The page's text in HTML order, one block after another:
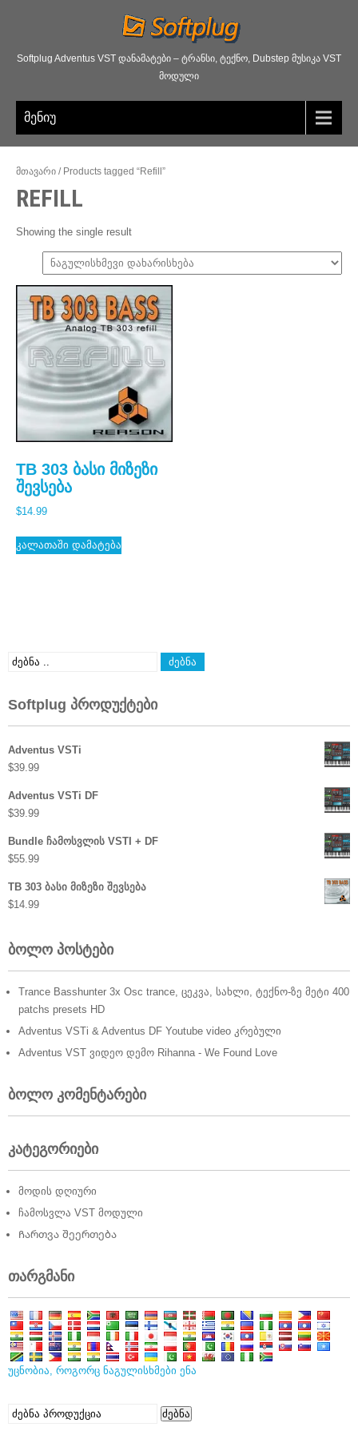
Softplug Adventus VST დანამატები – ტრანსი, ტექნო, Dubstep მუსიკა VST
მოდული
მენიუ
მთავარი / Products tagged “Refill”
REFILL
Showing the single result
TB 303 ბასი მიზეზი
შევსება
$14.99
კალათაში დამატება
Softplug პროდუქტები
Adventus VSTi
$39.99
Adventus VSTi DF
$39.99
Bundle ჩამოსვლის VSTI + DF
$55.99
TB 303 ბასი მიზეზი შევსება
$14.99
ბოლო პოსტები
Trance Basshunter 3x Osc trance, ცეკვა, სახლი, ტექნო-ზე მეტი 400
patchs presets HD
Adventus VSTi & Adventus DF Youtube video კრებული
Adventus VST ვიდეო დემო Rihanna - We Found Love
ბოლო კომენტარები
კატეგორიები
მოდის დღიური
ჩამოსვლა VST მოდული
Ჩართვა შეერთება
თარგმანი
უცნობია, როგორც ნაგულისხმები ენა
ძებნა: ძებნა